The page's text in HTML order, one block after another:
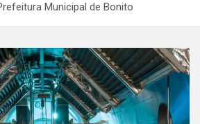
Municipal de Bonito